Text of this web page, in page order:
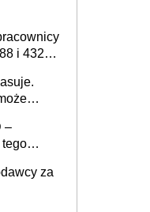
i 432
–
za